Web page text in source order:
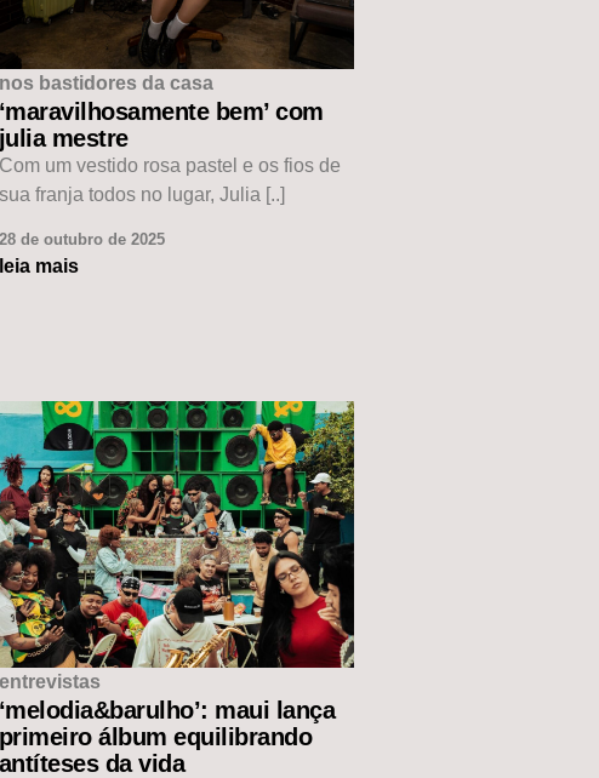
nos bastidores da casa
‘maravilhosamente bem’ com
julia mestre
Com um vestido rosa pastel e os fios de
sua franja todos no lugar, Julia [..]
28 de outubro de 2025
leia mais
entrevistas
‘melodia&barulho’: maui lança
primeiro álbum equilibrando
antíteses da vida